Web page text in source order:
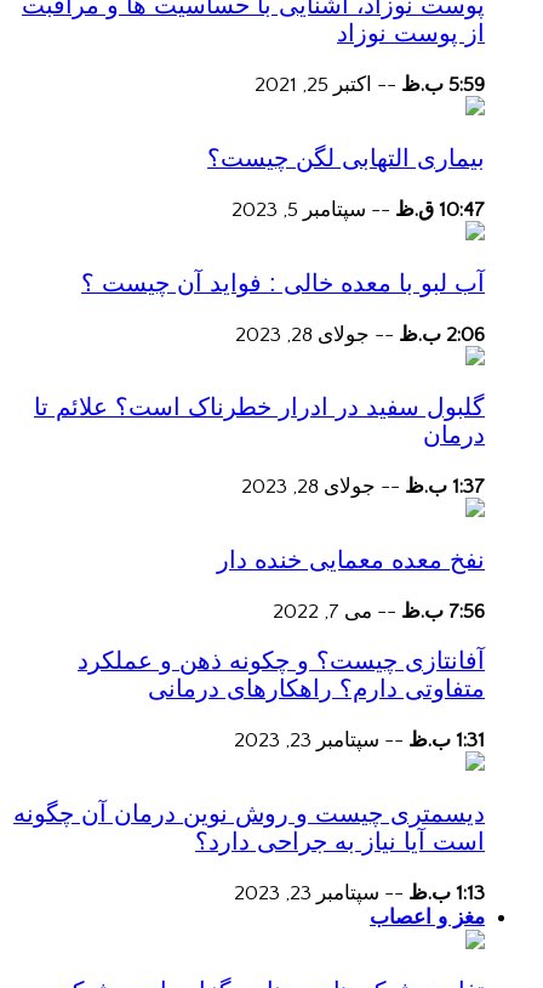
از پوست نوزاد
5:59 ب.ظ -- اکتبر 25, 2021
بیماری التهابی لگن چیست؟
10:47 ق.ظ -- سپتامبر 5, 2023
آب لبو با معده خالی : فواید آن چیست ؟
2:06 ب.ظ -- جولای 28, 2023
گلبول سفید در ادرار خطرناک است؟ علائم تا
درمان
1:37 ب.ظ -- جولای 28, 2023
نفخ معده معمایی خنده دار
7:56 ب.ظ -- می 7, 2022
آفانتازی چیست؟ و چکونه ذهن و عملکرد
متفاوتی دارم؟ راهکارهای درمانی
1:31 ب.ظ -- سپتامبر 23, 2023
دیسمتری چیست و روش نوین درمان آن چگونه
است آیا نیاز به جراحی دارد؟
1:13 ب.ظ -- سپتامبر 23, 2023
مغز و اعصاب